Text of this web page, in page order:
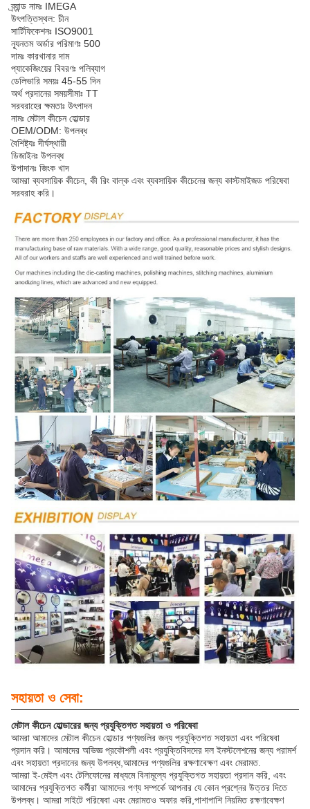
ব্র্যান্ড নামঃ IMEGA
উৎপত্তিস্থল: চীন
সার্টিফিকেশনঃ ISO9001
ন্যূনতম অর্ডার পরিমাণঃ 500
দামঃ কারখানার দাম
প্যাকেজিংয়ের বিবরণঃ পলিব্যাগ
ডেলিভারি সময়ঃ 45-55 দিন
অর্থ প্রদানের সময়সীমাঃ TT
সরবরাহের ক্ষমতাঃ উৎপাদন
নামঃ মেটাল কীচেন হোল্ডার
OEM/ODM: উপলব্ধ
বৈশিষ্ট্যঃ দীর্ঘস্থায়ী
ডিজাইনঃ উপলব্ধ
উপাদানঃ জিংক খাদ
আমরা ব্যবসায়িক কীচেন, কী রিং বাল্ক এবং ব্যবসায়িক কীচেনের জন্য কাস্টমাইজড পরিষেবা
সরবরাহ করি।
সহায়তা ও সেবা:
মেটাল কীচেন হোল্ডারের জন্য প্রযুক্তিগত সহায়তা ও পরিষেবা
আমরা আমাদের মেটাল কীচেন হোল্ডার পণ্যগুলির জন্য প্রযুক্তিগত সহায়তা এবং পরিষেবা
প্রদান করি। আমাদের অভিজ্ঞ প্রকৌশলী এবং প্রযুক্তিবিদদের দল ইনস্টলেশনের জন্য পরামর্শ
এবং সহায়তা প্রদানের জন্য উপলব্ধ,আমাদের পণ্যগুলির রক্ষণাবেক্ষণ এবং মেরামত.
আমরা ই-মেইল এবং টেলিফোনের মাধ্যমে বিনামূল্যে প্রযুক্তিগত সহায়তা প্রদান করি, এবং
আমাদের প্রযুক্তিগত কর্মীরা আমাদের পণ্য সম্পর্কে আপনার যে কোন প্রশ্নের উত্তর দিতে
উপলব্ধ। আমরা সাইটে পরিষেবা এবং মেরামতও অফার করি,পাশাপাশি নিয়মিত রক্ষণাবেক্ষণ